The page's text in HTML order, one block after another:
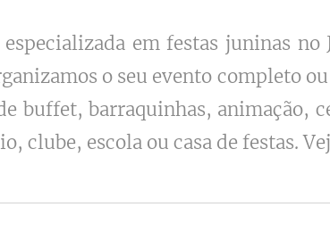
em festas juninas no
o seu evento completo
buffet, barraquinhas, animação,
clube, escola ou casa de festas.